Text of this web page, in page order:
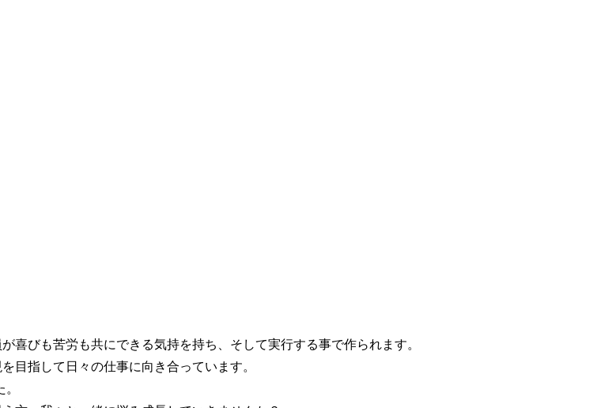
びも苦労も共にできる気持を持ち、そして実行する事で作られます。
目指して日々の仕事に向き合っています。